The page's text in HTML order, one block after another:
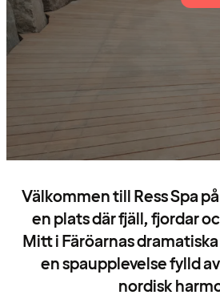
Välkommen till Ress Spa
en plats där fjäll, fjordar
Mitt i Färöarnas
en spaupplevelse fylld
nordisk